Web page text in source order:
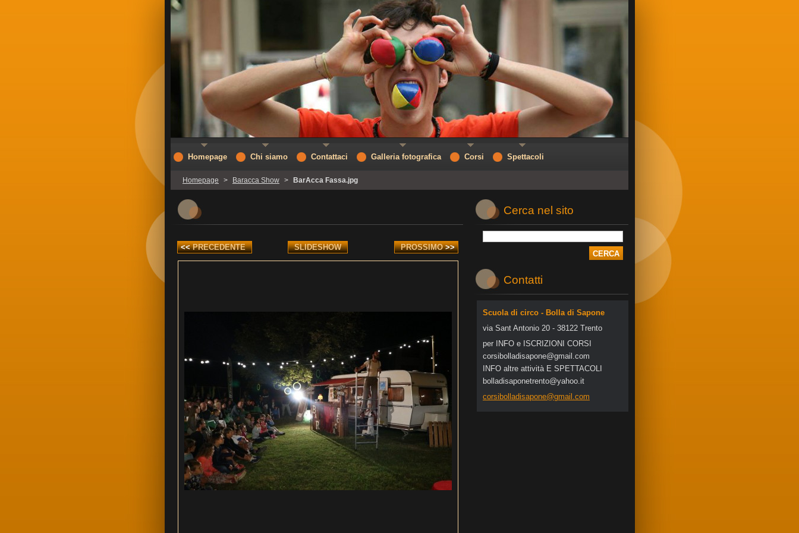
Homepage > Baracca Show > BarAcca Fassa.jpg
<< PRECEDENTE SLIDESHOW PROSSIMO >>
Cerca nel sito
Contatti
Scuola di circo - Bolla di Sapone
via Sant Antonio 20 - 38122 Trento
per INFO e ISCRIZIONI CORSI
corsibol ladisapone@gmail .com
INFO altre attività E SPETTACOLI
bolladisaponetrento@yahoo.it
corsibolladisapone@gmail.com
Homepage Chi siamo Contattaci Galleria fotografica Corsi Spettacoli